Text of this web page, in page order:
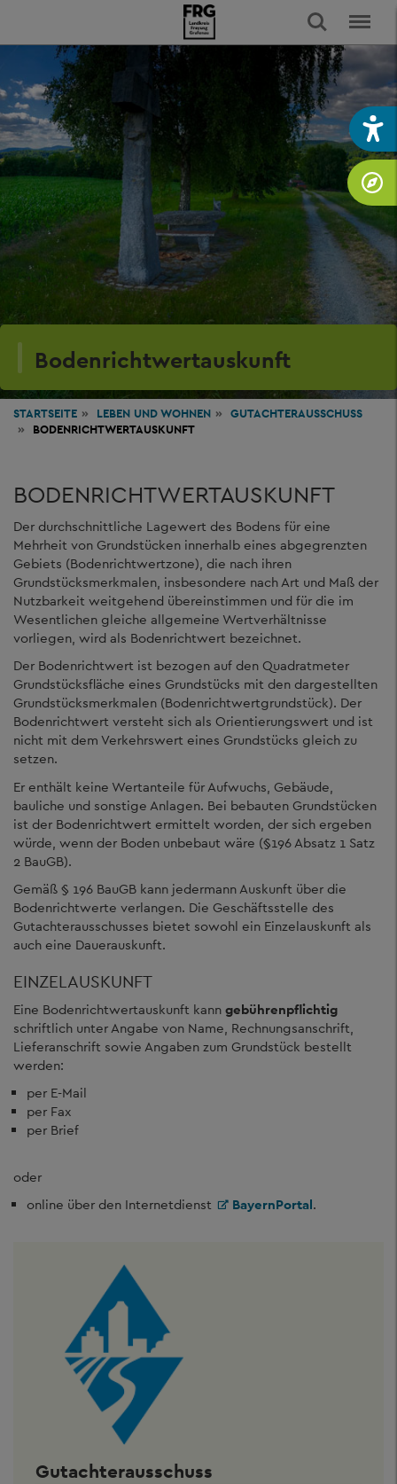
Bodenrichtwertauskunft
STARTSEITE LEBEN UND WOHNEN
GUTACHTERAUSSCHUSS
BODENRICHTWERTAUSKUNFT
BODENRICHTWERTAUSKUNFT
Der durchschnittliche Lagewert des Bodens für eine
Mehrheit von Grundstücken innerhalb eines abgegrenzten
Gebiets (Bodenrichtwertzone), die nach ihren
Grundstücksmerkmalen, insbesondere nach Art und Maß der
Nutzbarkeit weitgehend übereinstimmen und für die im
Wesentlichen gleiche allgemeine Wertverhältnisse
vorliegen, wird als Bodenrichtwert bezeichnet.
Der Bodenrichtwert ist bezogen auf den Quadratmeter
Grundstücksfläche eines Grundstücks mit den dargestellten
Grundstücksmerkmalen (Bodenrichtwertgrundstück). Der
Bodenrichtwert versteht sich als Orientierungswert und ist
nicht mit dem Verkehrswert eines Grundstücks gleich zu
setzen.
Er enthält keine Wertanteile für Aufwuchs, Gebäude,
bauliche und sonstige Anlagen. Bei bebauten Grundstücken
ist der Bodenrichtwert ermittelt worden, der sich ergeben
würde, wenn der Boden unbebaut wäre (§196 Absatz 1 Satz
2 BauGB).
Gemäß § 196 BauGB kann jedermann Auskunft über die
Bodenrichtwerte verlangen. Die Geschäftsstelle des
Gutachterausschusses bietet sowohl ein Einzelauskunft als
auch eine Dauerauskunft.
EINZELAUSKUNFT
Eine Bodenrichtwertauskunft kann gebührenpflichtig
schriftlich unter Angabe von Name, Rechnungsanschrift,
Lieferanschrift sowie Angaben zum Grundstück bestellt
werden:
per E-Mail
per Fax
per Brief
oder
online über den Internetdienst
BayernPortal.
Gutachterausschuss